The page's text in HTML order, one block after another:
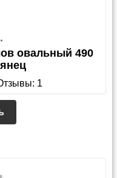
овальный 490
1